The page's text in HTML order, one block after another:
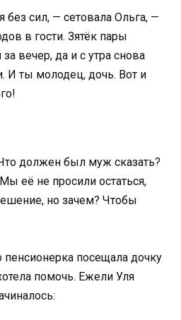
без сил, — сетовала Ольга, —
в гости. Зятёк пары
вечер, да и с утра снова
И ты молодец, дочь. Вот и
должен был муж сказать?
её не просили остаться,
но зачем? Чтобы
посещала дочку
помочь. Ежели Уля